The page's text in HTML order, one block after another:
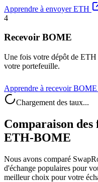
Apprendre à envoyer ETH
4
Recevoir BOME
Une fois votre dépôt de
votre portefeuille.
Apprendre à recevoir BOME
Chargement des taux...
Comparaison des
ETH-BOME
Nous avons comparé
d'échange populaires pour
meilleur choix pour votre